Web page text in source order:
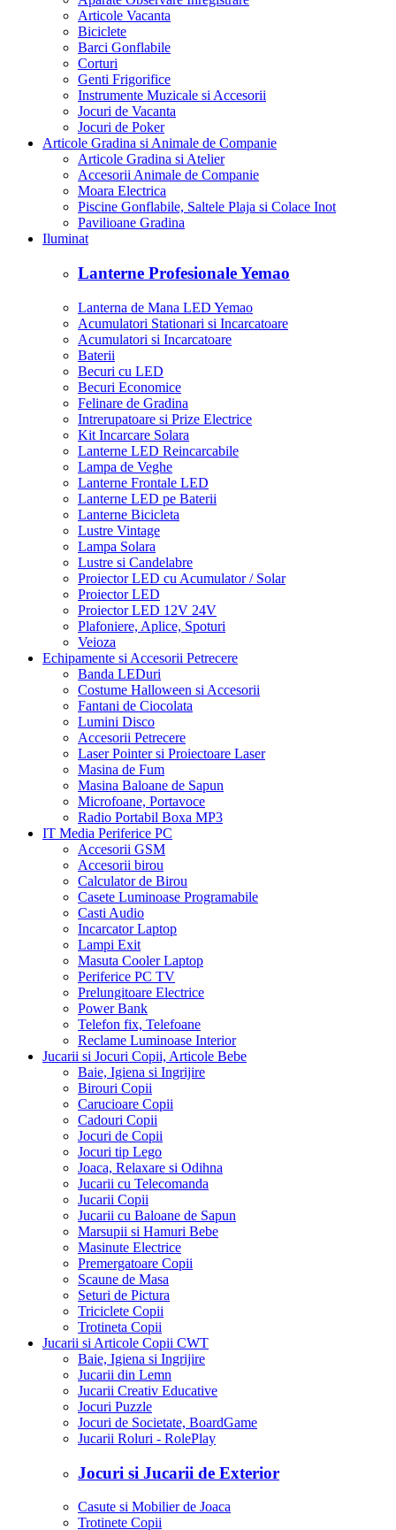
Articole Vacanta
Biciclete
Barci Gonflabile
Corturi
Genti Frigorifice
Instrumente Muzicale si Accesorii
Jocuri de Vacanta
Jocuri de Poker
Articole Gradina si Animale de Companie
Articole Gradina si Atelier
Accesorii Animale de Companie
Moara Electrica
Piscine Gonflabile, Saltele Plaja si Colace Inot
Pavilioane Gradina
Iluminat
Lanterne Profesionale Yemao
Lanterna de Mana LED Yemao
Acumulatori Stationari si Incarcatoare
Acumulatori si Incarcatoare
Baterii
Becuri cu LED
Becuri Economice
Felinare de Gradina
Intrerupatoare si Prize Electrice
Kit Incarcare Solara
Lanterne LED Reincarcabile
Lampa de Veghe
Lanterne Frontale LED
Lanterne LED pe Baterii
Lanterne Bicicleta
Lustre Vintage
Lampa Solara
Lustre si Candelabre
Proiector LED cu Acumulator / Solar
Proiector LED
Proiector LED 12V 24V
Plafoniere, Aplice, Spoturi
Veioza
Echipamente si Accesorii Petrecere
Banda LEDuri
Costume Halloween si Accesorii
Fantani de Ciocolata
Lumini Disco
Accesorii Petrecere
Laser Pointer si Proiectoare Laser
Masina de Fum
Masina Baloane de Sapun
Microfoane, Portavoce
Radio Portabil Boxa MP3
IT Media Periferice PC
Accesorii GSM
Accesorii birou
Calculator de Birou
Casete Luminoase Programabile
Casti Audio
Incarcator Laptop
Lampi Exit
Masuta Cooler Laptop
Periferice PC TV
Prelungitoare Electrice
Power Bank
Telefon fix, Telefoane
Reclame Luminoase Interior
Jucarii si Jocuri Copii, Articole Bebe
Baie, Igiena si Ingrijire
Birouri Copii
Carucioare Copii
Cadouri Copii
Jocuri de Copii
Jocuri tip Lego
Joaca, Relaxare si Odihna
Jucarii cu Telecomanda
Jucarii Copii
Jucarii cu Baloane de Sapun
Marsupii si Hamuri Bebe
Masinute Electrice
Premergatoare Copii
Scaune de Masa
Seturi de Pictura
Triciclete Copii
Trotineta Copii
Jucarii si Articole Copii CWT
Baie, Igiena si Ingrijire
Jucarii din Lemn
Jucarii Creativ Educative
Jocuri Puzzle
Jocuri de Societate, BoardGame
Jucarii Roluri - RolePlay
Jocuri si Jucarii de Exterior
Casute si Mobilier de Joaca
Trotinete Copii